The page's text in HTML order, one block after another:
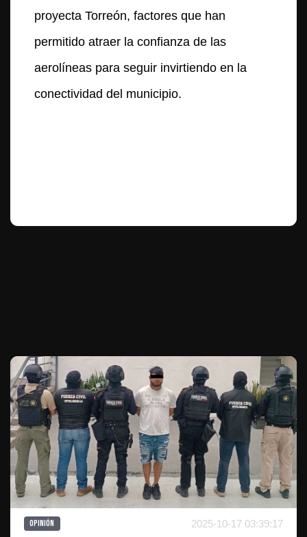
proyecta Torreón, factores que han
permitido atraer la confianza de las
aerolíneas para seguir invirtiendo en la
conectividad del municipio.
Opinión 2025-10-17 03:39:17